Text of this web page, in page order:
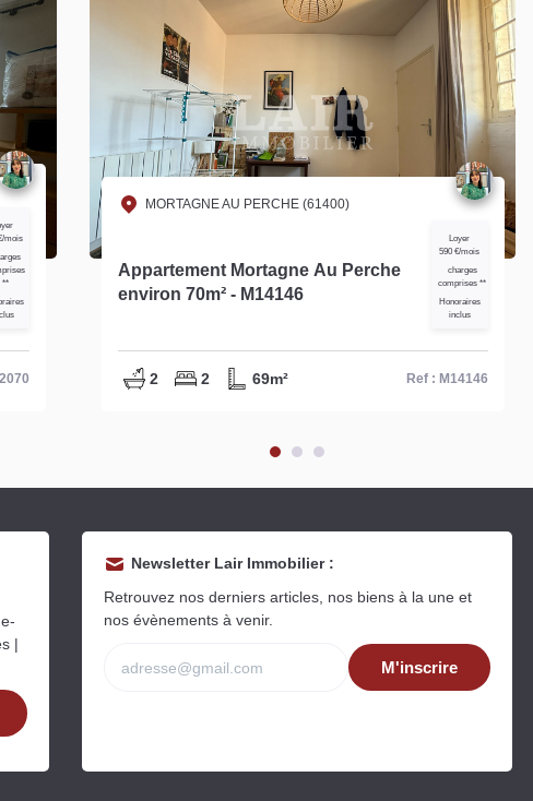
mois
**
MORTAGNE AU PERCHE (61400)
Appartement Mortagne Au Perche
environ 70m² - M14146
Loyer
590 €/mois
charges
comprises **
Honoraires
inclus
2 2 69m² Ref : M14146
|
Newsletter Lair Immobilier :
Retrouvez nos derniers articles, nos biens à la une et
nos évènements à venir.
M'inscrire